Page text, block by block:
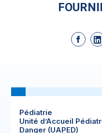
Pédiatrie
Unité d’Accueil
Danger (UAPED)